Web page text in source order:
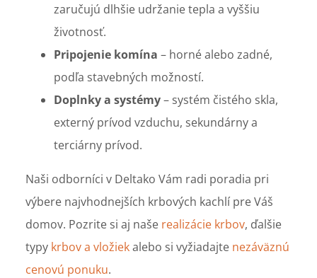
zaručujú dlhšie udržanie tepla a vyššiu
životnosť.
Pripojenie komína – horné alebo zadné,
podľa stavebných možností.
Doplnky a systémy– systém čistého skla,
externý prívod vzduchu, sekundárny a
terciárny prívod.
Naši odborníci v Deltako Vám radi poradia pri
výbere najvhodnejších krbových kachlí pre Váš
domov. Pozrite si aj naše realizácie krbov, ďalšie
typy krbov a vložiekalebo si vyžiadajte nezáväznú
cenovú ponuku.